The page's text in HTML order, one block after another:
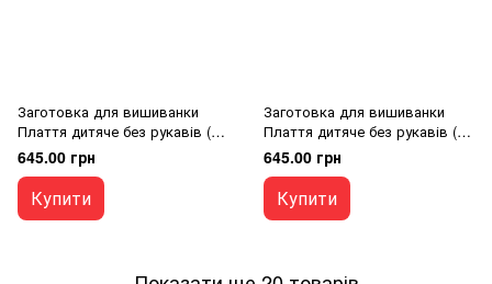
Заготовка для вишиванки
Плаття дитяче без рукавів (5-
10 років) ПДб/р-052 ТМ
"Кольорова"
645.00 грн
Купити
Заготовка для вишиванки
Плаття дитяче без рукавів (5-
10 років) ПДб/р-051 ТМ
"Кольорова"
645.00 грн
Купити